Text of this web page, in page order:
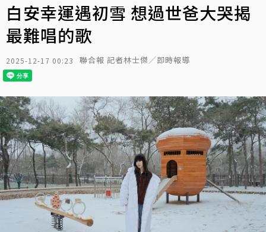
白安幸運遇初雪 想過世爸大哭揭
最難唱的歌
2025-12-17 00:23 聯合報 記者林士傑／即時報導